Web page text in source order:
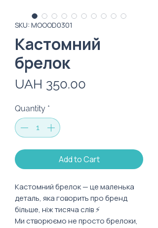
SKU: MOOOD0301
Кастомний
брелок
UAH 350.00
Quantity *
Add to Cart
Кастомний брелок — це маленька
деталь, яка говорить про бренд
більше, ніж тисяча слів ⚡️
Ми створюємо не просто брелоки,